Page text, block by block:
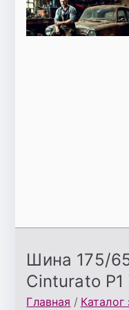
Шина 175/
Cinturato
Главная